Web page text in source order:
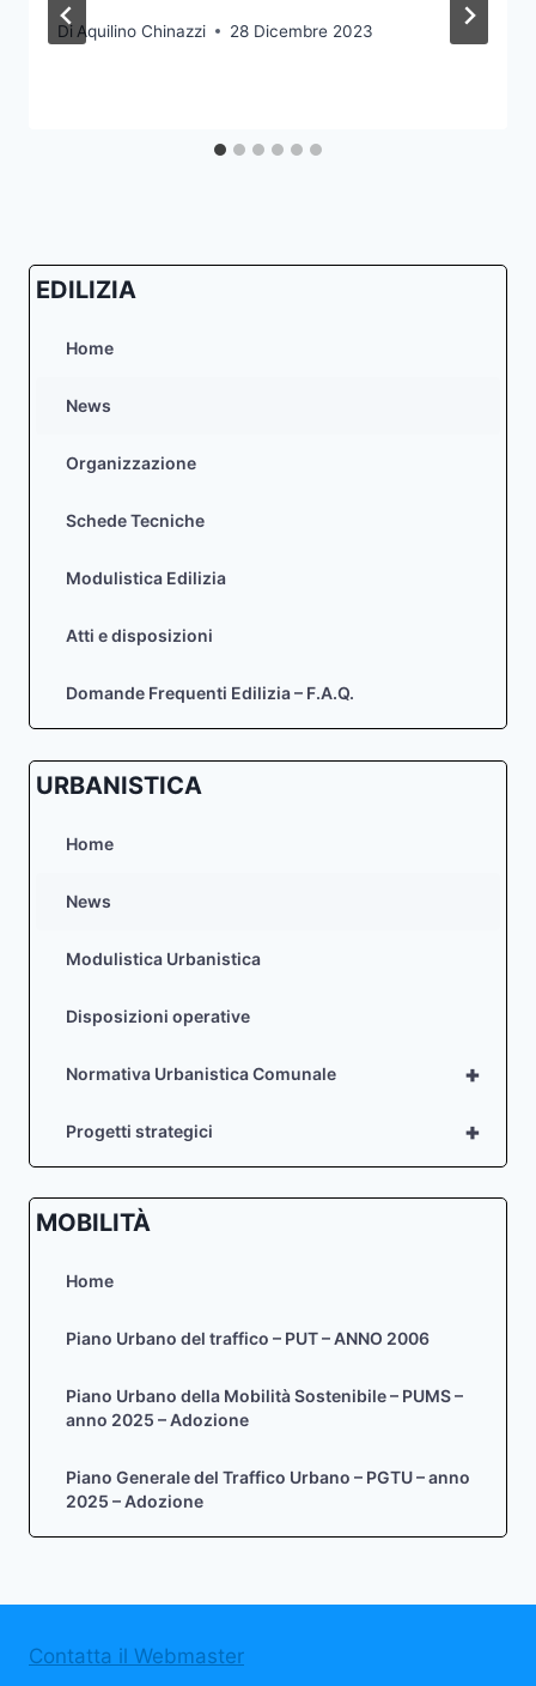
Di Aquilino Chinazzi 28 Dicembre 2023
EDILIZIA
Home
News
Organizzazione
Schede Tecniche
Modulistica Edilizia
Atti e disposizioni
Domande Frequenti Edilizia – F.A.Q.
URBANISTICA
Home
News
Modulistica Urbanistica
Disposizioni operative
+
Normativa Urbanistica Comunale
+
Progetti strategici
MOBILITÀ
Home
Piano Urbano del traffico – PUT – ANNO 2006
Piano Urbano della Mobilità Sostenibile – PUMS –
anno 2025 – Adozione
Piano Generale del Traffico Urbano – PGTU – anno
2025 – Adozione
Contatta il Webmaster